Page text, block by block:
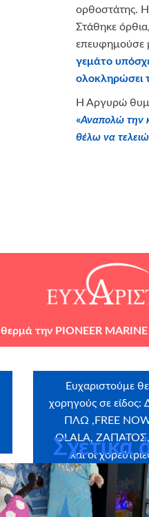
ορθοστάτης.
Στάθηκε
επευφημούσε
γεμάτο
ολοκληρώσει
Η Αργυρώ
«Αναπολώ την
θέλω να
θερμά την PIONEER
Ευχαριστούμε
χορηγούς σε είδος:
ΠΛΩ ,FREE
OLALA,
και οι
Καραπανγιώτη,
Λυδία Λεντζάρη,
Λαμπαδάκη,
Σχετικά